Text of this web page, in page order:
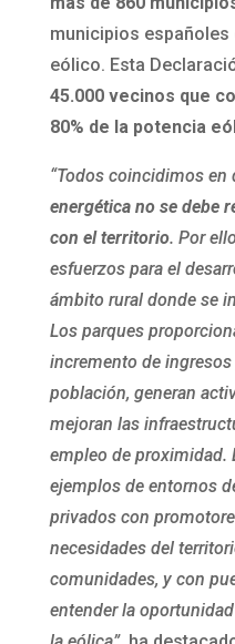
municipios españoles
eólico. Esta
45.000 vecinos que
80% de la potencia
“Todos coincidimos en
energética no se debe
con el territorio. Por
esfuerzos para el
ámbito rural donde se
Los parques
incremento de
población, generan
mejoran las
empleo de proximidad.
ejemplos de entornos
privados con
necesidades del
comunidades, y con
entender la